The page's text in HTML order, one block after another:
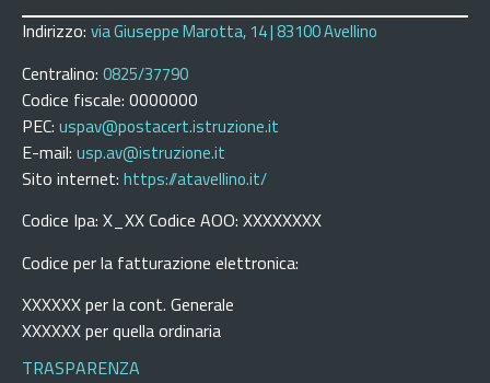
Indirizzo: via Giuseppe Marotta, 14 | 83100 Avellino
Centralino: 0825/37790
Codice fiscale: 0000000
PEC: uspav@postacert.istruzione.it
E-mail: usp.av@istruzione.it
Sito internet: https://atavellino.it/
Codice Ipa: X_XX Codice AOO: XXXXXXXX
Codice per la fatturazione elettronica:
XXXXXX per la cont. Generale
XXXXXX per quella ordinaria
TRASPARENZA